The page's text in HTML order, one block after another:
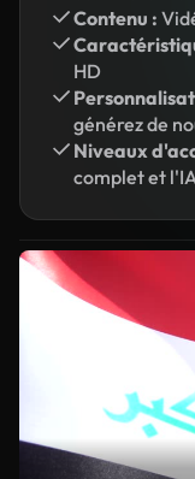
Contenu :
HD
générez de
Niveaux
complet et